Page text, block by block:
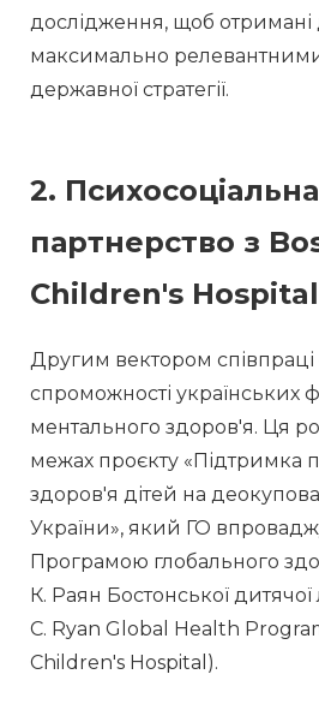
дослідження, щоб отримані
максимально
державної стратегії.
2.
партнерство з
Children's
Другим вектором
спроможності українських
ментального здоров'я. Ця
межах проєкту «Підтримка
здоров'я дітей на
України», який ГО
Програмою глобального
К. Раян Бостонської дитячої
C. Ryan Global Health
Children's Hospital).